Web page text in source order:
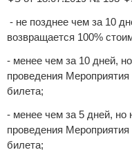
- не позднее чем за 10
возвращается 100%
- менее чем за 10 дней,
проведения
билета;
- менее чем за 5 дней, но
проведения
билета;